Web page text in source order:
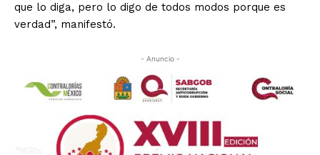
que lo diga, pero lo digo de todos modos porque es
verdad”, manifestó.
- Anuncio -